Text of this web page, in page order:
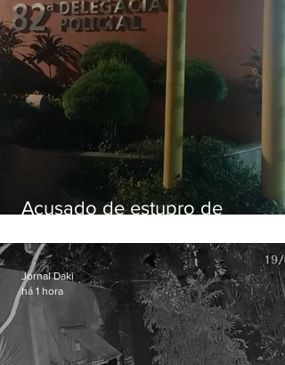
Acusado de estupro de
Jornal Daki
há 1 hora